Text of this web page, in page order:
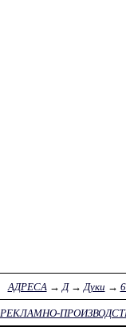
АДРЕСА → Д→ Дуки →
РЕКЛАМНО-